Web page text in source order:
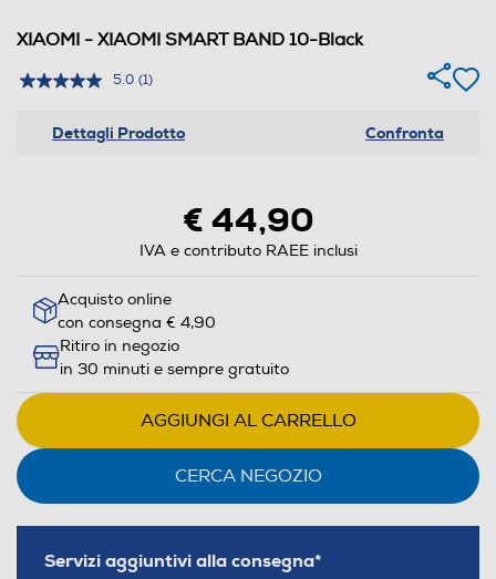
XIAOMI - XIAOMI SMART BAND 10-Black
5.0 (1)
Dettagli Prodotto Confronta
€ 44,90
IVA e contributo RAEE inclusi
Acquisto online
con consegna € 4,90
Ritiro in negozio
in 30 minuti e sempre gratuito
AGGIUNGI AL CARRELLO
CERCA NEGOZIO
Servizi aggiuntivi alla consegna*